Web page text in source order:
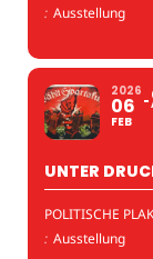
: Ausstellung
2026
06
FEB
UNTER
POLITISCHE
: Ausstellung